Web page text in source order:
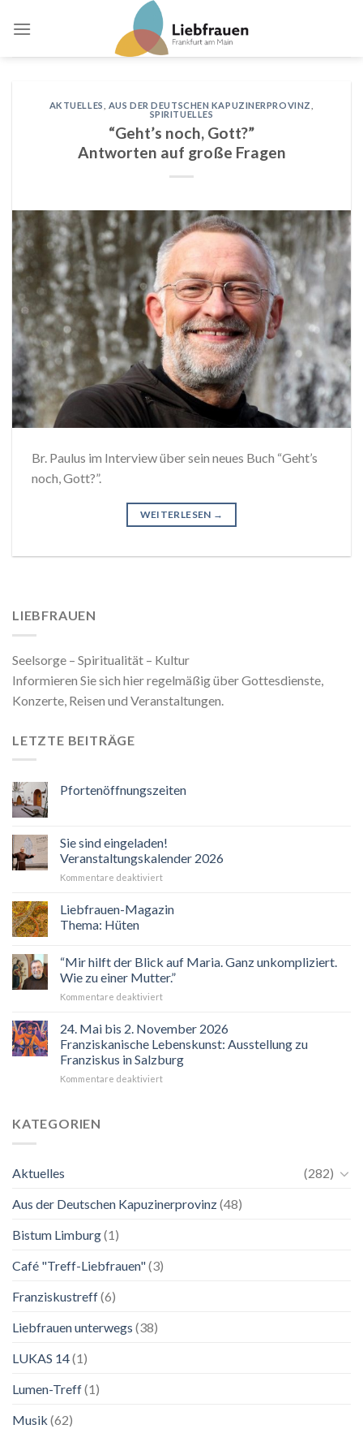
AKTUELLES AUS DER DEUTSCHEN KAPUZINERPROVINZ
SPIRITUELLES
“Geht’s noch, Gott?”
Antworten auf große Fragen
Br. Paulus im Interview über sein neues Buch “Geht’s
noch, Gott?”.
WEITERLESEN →
LIEBFRAUEN
Seelsorge – Spiritualität – Kultur
Informieren Sie sich hier regelmäßig über Gottesdienste,
Konzerte, Reisen und Veranstaltungen.
LETZTE BEITRÄGE
Pfortenöffnungszeiten
Sie sind eingeladen!
Veranstaltungskalender 2026
Kommentare deaktiviertfür
sind
Liebfrauen-Magazin
Thema: Hüten
“Mir hilft der Blick auf Maria. Ganz unkompliziert.
Wie zu einer Mutter.”
Kommentare deaktiviertfür
hilft
Blick
auf
Maria.
24. Mai bis 2. November 2026
Franziskanische Lebenskunst: Ausstellung zu
Franziskus in Salzburg
Kommentare deaktiviertfür
Ausstellung
KATEGORIEN
Aktuelles
(282)
Aus der Deutschen Kapuzinerprovinz(48)
Bistum Limburg(1)
Café "Treff-Liebfrauen"(3)
Franziskustreff(6)
Liebfrauen unterwegs (38)
LUKAS 14(1)
Lumen-Treff(1)
Musik (62)